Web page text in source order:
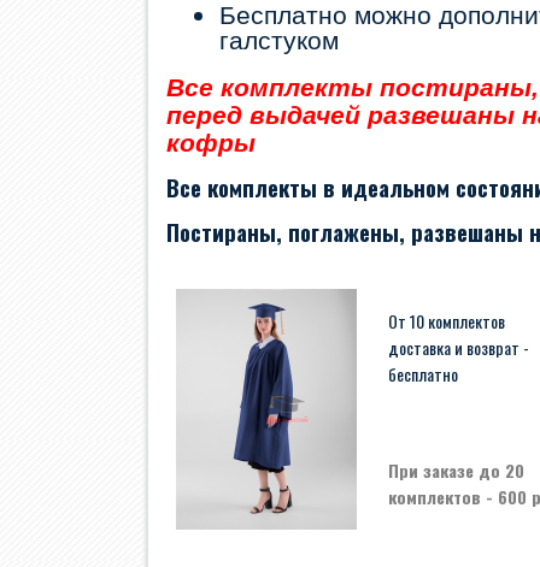
Бесплатно можно
галстуком
Все комплекты
перед выдачей развешаны
кофры
Все комплекты в идеальном
Постираны, поглажены, развешаны
От 10 комплектов
доставка и возврат -
бесплатно
При заказе до 20
комплектов - 600 р